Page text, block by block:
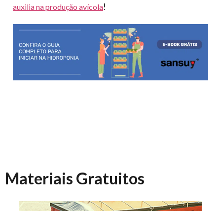
auxilia na produção avícola!
Materiais Gratuitos